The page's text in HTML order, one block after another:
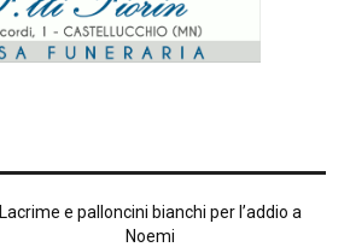
Lacrime e palloncini bianchi per l’addio a
Noemi